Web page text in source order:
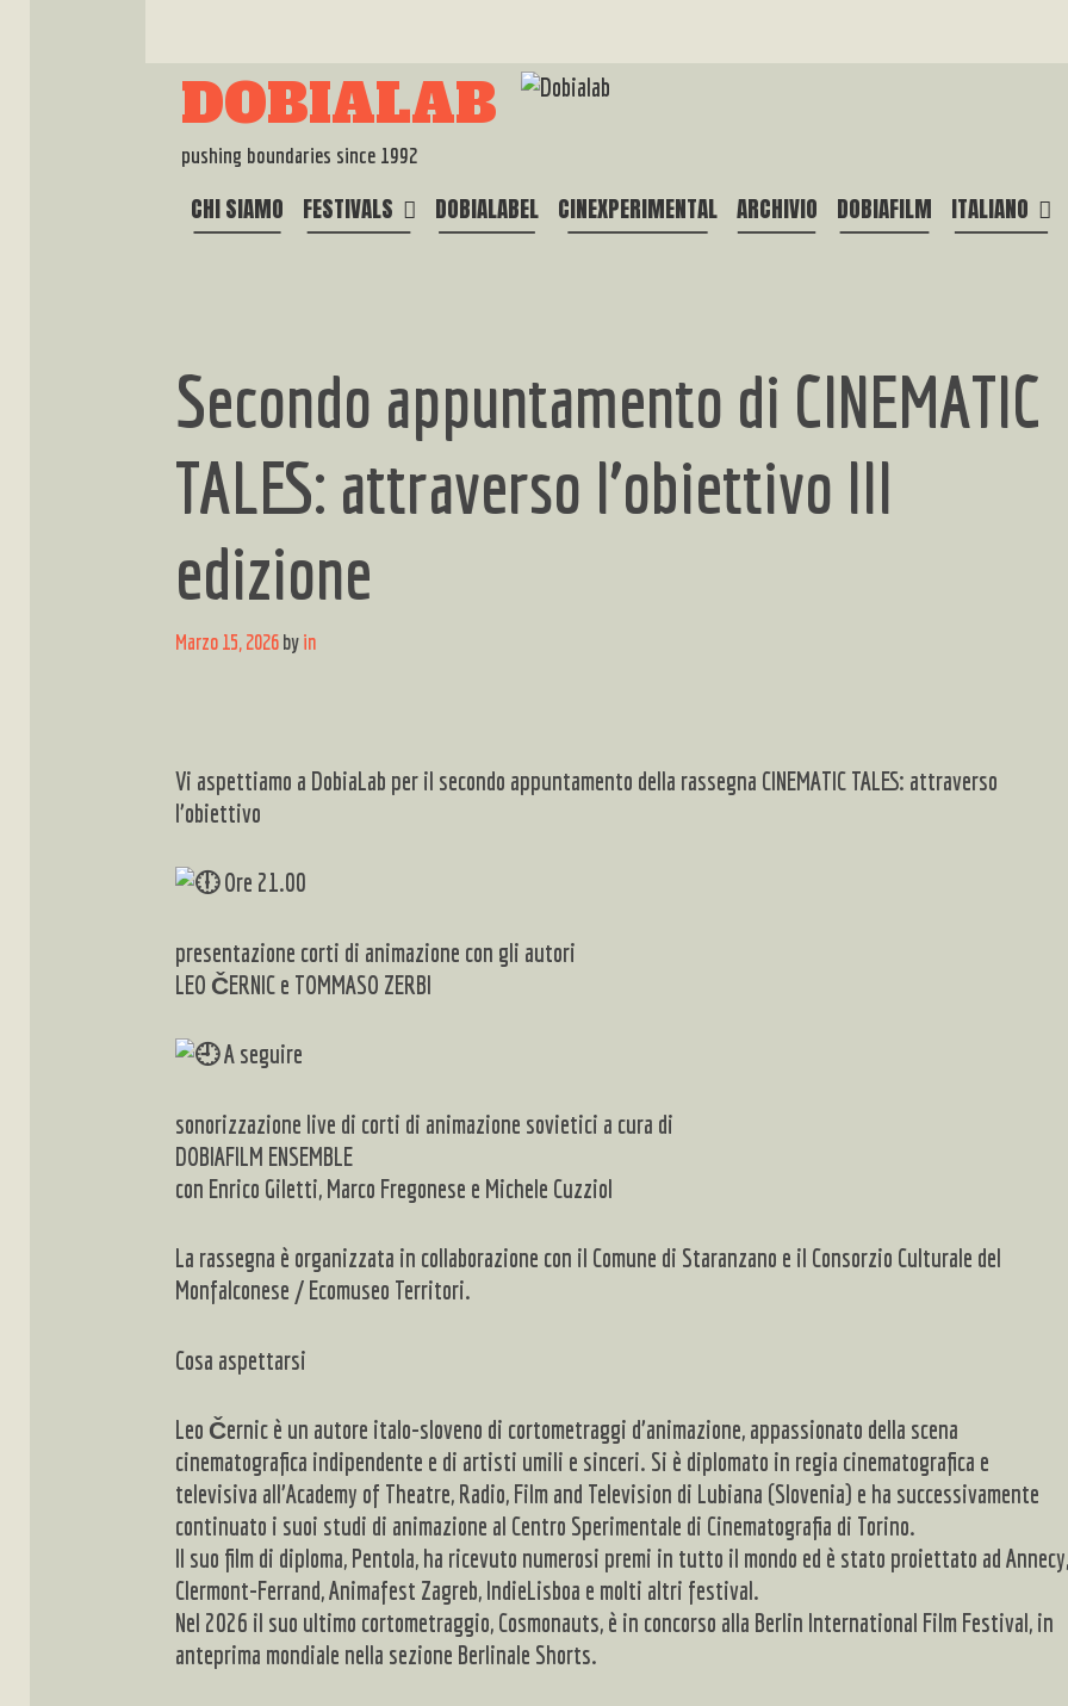
DOBIALAB
pushing boundaries since 1992
CHI SIAMO FESTIVALS DOBIALABEL CINEXPERIMENTAL ARCHIVIO DOBIAFILM ITALIANO
Secondo appuntamento di CINEMATIC
TALES: attraverso l’obiettivo III
edizione
Marzo 15, 2026byin
Vi aspettiamo a DobiaLab per il secondo appuntamento della rassegna CINEMATIC TALES: attraverso
l’obiettivo
Ore 21.00
presentazione corti di animazione con gli autori
LEO ČERNIC e TOMMASO ZERBI
A seguire
sonorizzazione live di corti di animazione sovietici a cura di
DOBIAFILM ENSEMBLE
con Enrico Giletti, Marco Fregonese e Michele Cuzziol
La rassegna è organizzata in collaborazione con il Comune di Staranzano e il Consorzio Culturale del
Monfalconese / Ecomuseo Territori.
Cosa aspettarsi
Leo Černic è un autore italo-sloveno di cortometraggi d’animazione, appassionato della scena
cinematografica indipendente e di artisti umili e sinceri. Si è diplomato in regia cinematografica e
televisiva all’Academy of Theatre, Radio, Film and Television di Lubiana (Slovenia) e ha successivamente
continuato i suoi studi di animazione al Centro Sperimentale di Cinematografia di Torino.
Il suo film di diploma, Pentola, ha ricevuto numerosi premi in tutto il mondo ed è stato proiettato ad Annecy,
Clermont-Ferrand, Animafest Zagreb, IndieLisboa e molti altri festival.
Nel 2026 il suo ultimo cortometraggio, Cosmonauts, è in concorso alla Berlin International Film Festival, in
anteprima mondiale nella sezione Berlinale Shorts.